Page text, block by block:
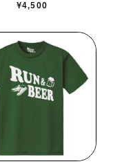
¥4,500